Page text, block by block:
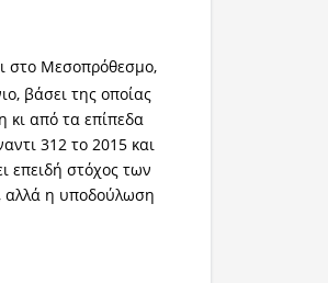
στο Μεσοπρόθεσμο,
βάσει της οποίας
κι από τα επίπεδα
312 το 2015 και
επειδή στόχος των
αλλά η υποδούλωση